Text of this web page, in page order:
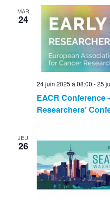
MAR
24
EACR Conference
Researchers’
24 juin 2025 à 08:00 -25
JEU
26